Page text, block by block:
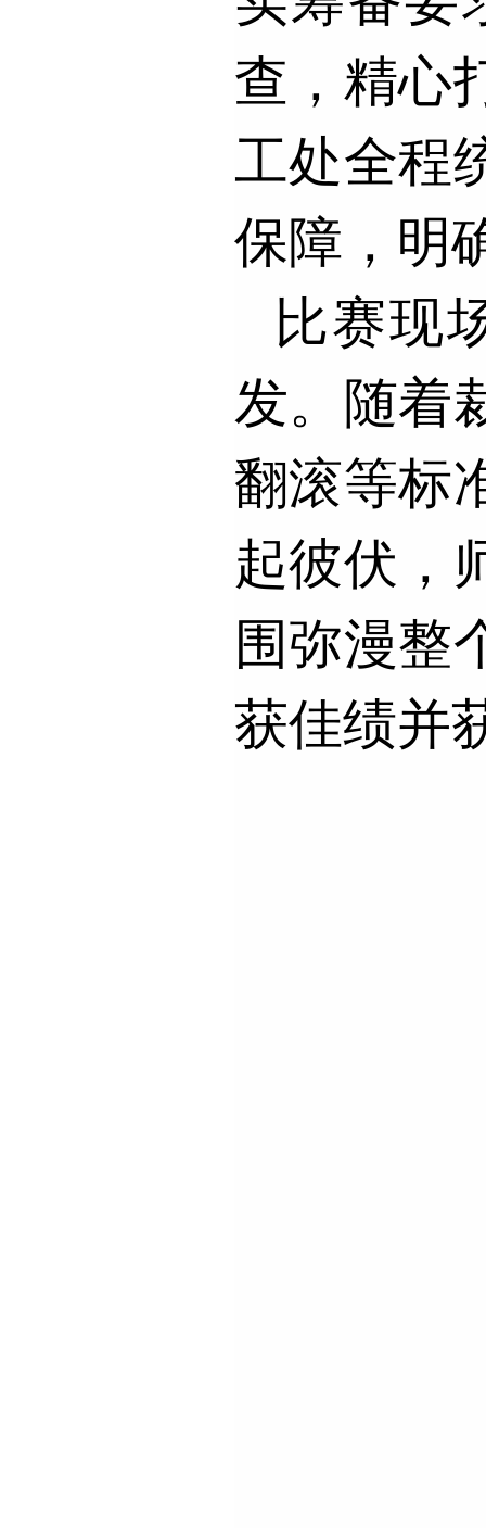
查，精心
工处全程
保障，明
比赛现
发。随着
翻滚等标
起彼伏，
围弥漫整
获佳绩并